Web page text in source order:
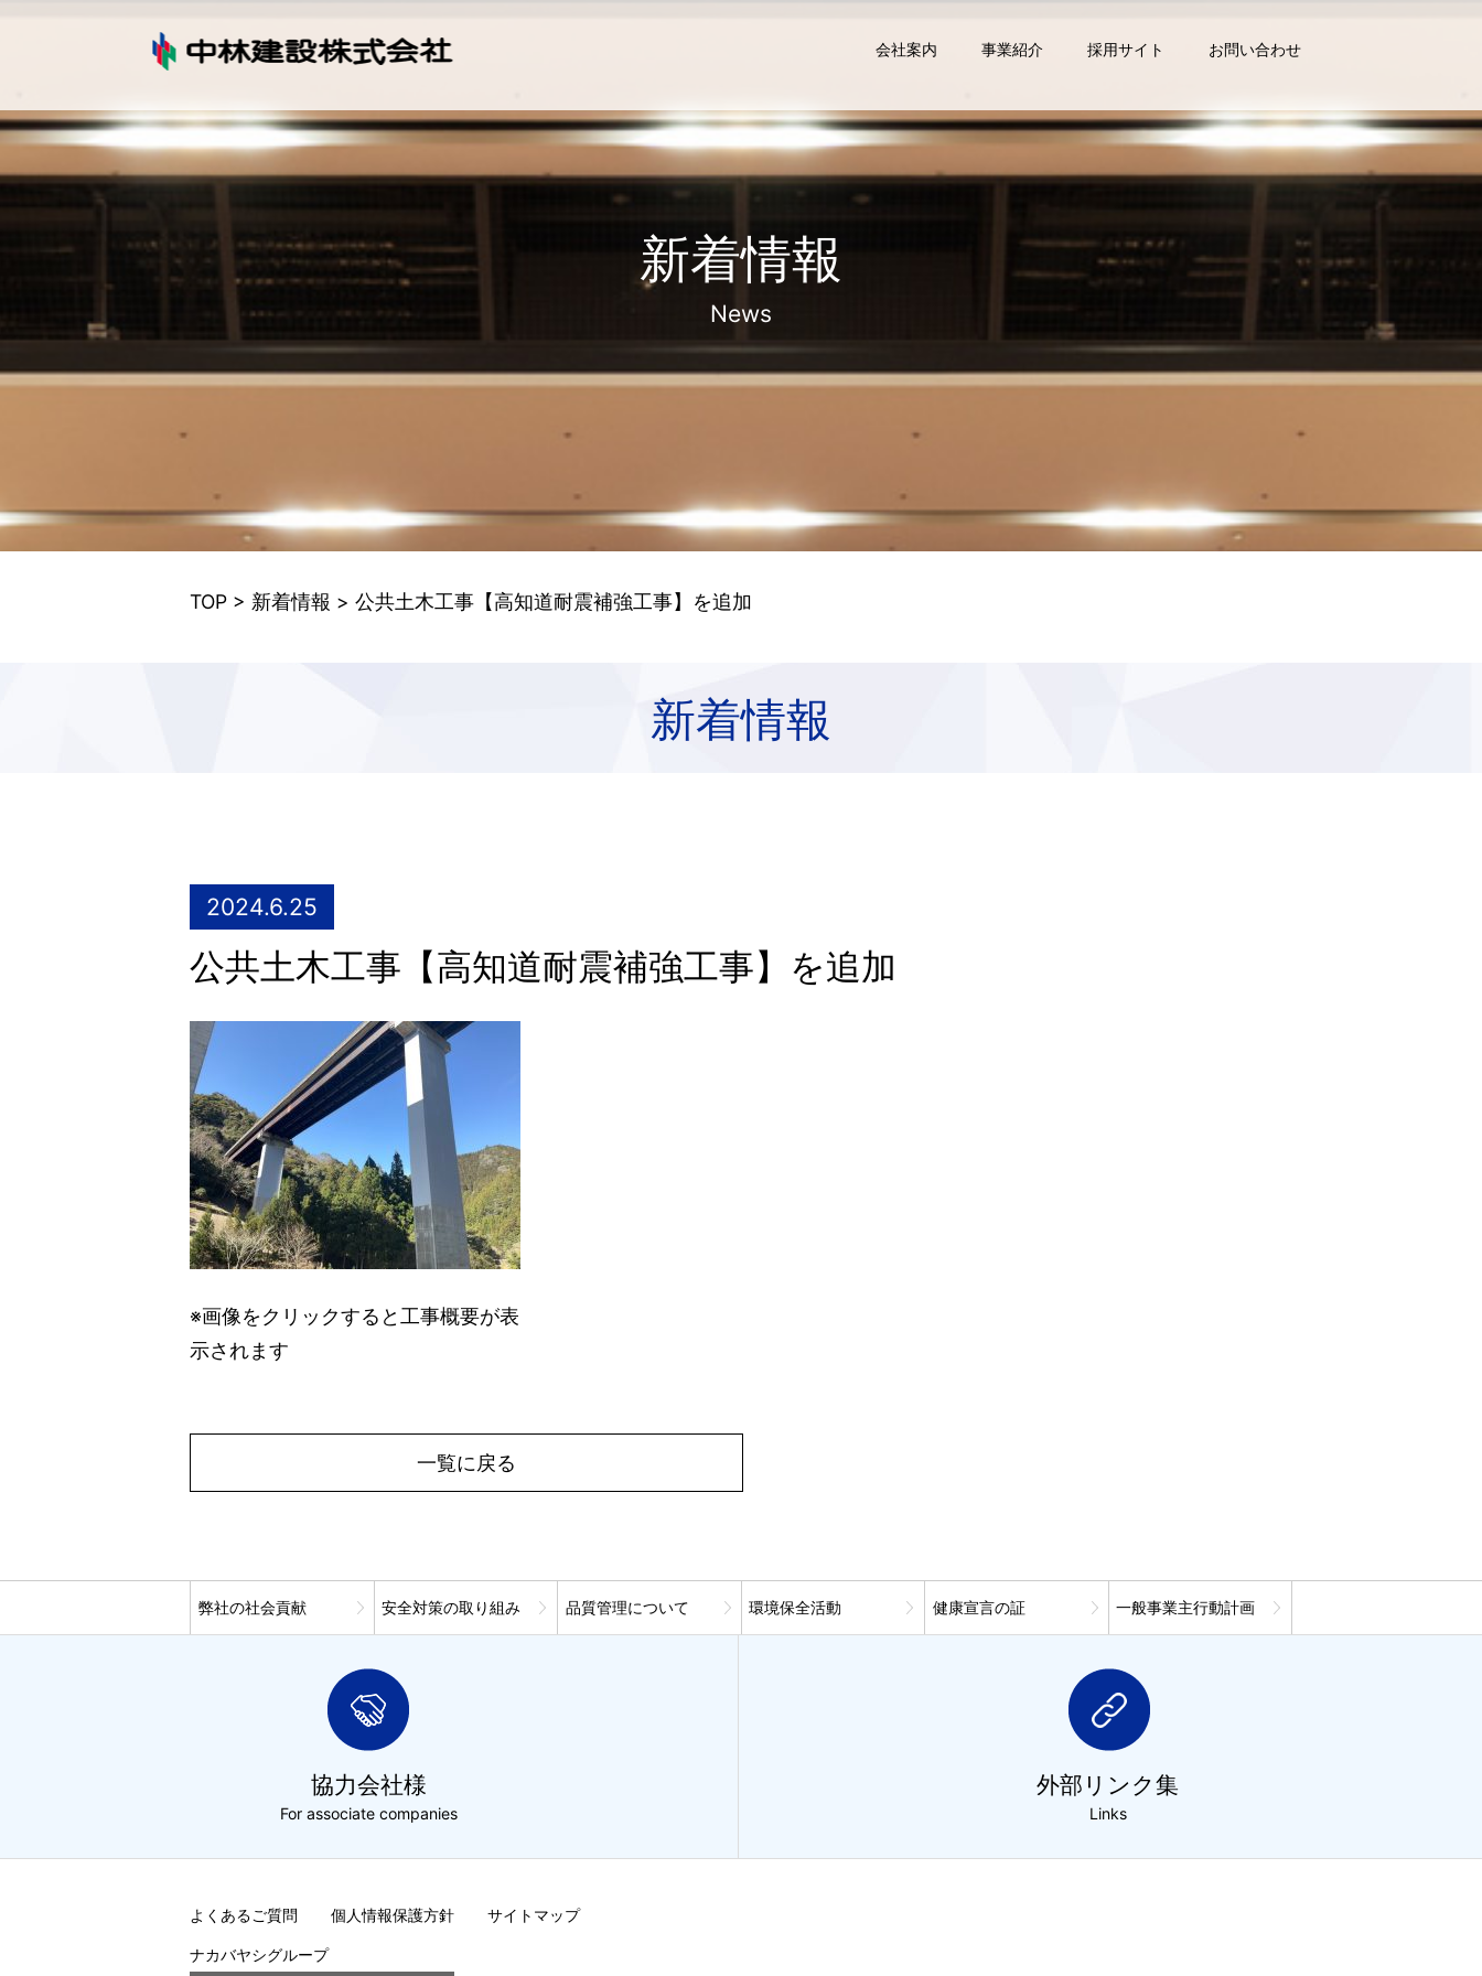
会社案内 事業紹介 採用サイト お問い合わせ
新着情報
News
TOP > 新着情報 > 公共土木工事【高知道耐震補強工事】を追加
新着情報
2024.6.25
公共土木工事【高知道耐震補強工事】を追加
※画像をクリックすると工事概要が表
示されます
一覧に戻る
弊社の社会貢献 安全対策の取り組み 品質管理について 環境保全活動 健康宣言の証 一般事業主行動計画
協力会社様
For associate companies
外部リンク集
Links
よくあるご質問 個人情報保護方針 サイトマップ
ナカバヤシグループ